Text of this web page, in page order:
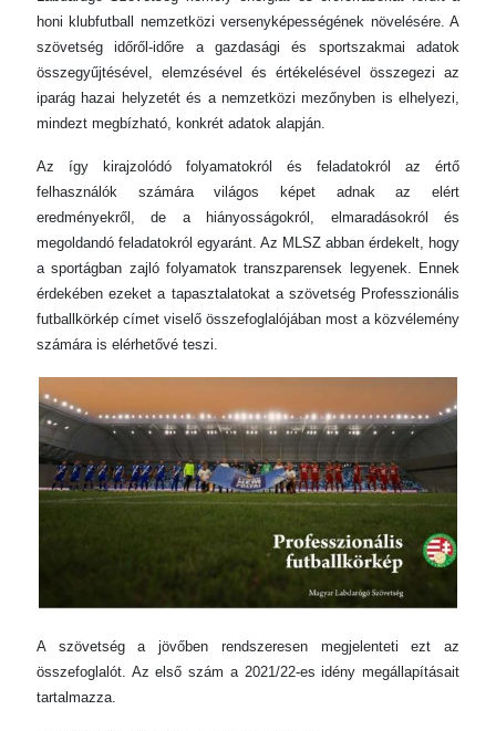
honi klubfutball nemzetközi versenyképességének növelésére. A
szövetség időről-időre a gazdasági és sportszakmai adatok
összegyűjtésével, elemzésével és értékelésével összegezi az
iparág hazai helyzetét és a nemzetközi mezőnyben is elhelyezi,
mindezt megbízható, konkrét adatok alapján.
Az így kirajzolódó folyamatokról és feladatokról az értő
felhasználók számára világos képet adnak az elért
eredményekről, de a hiányosságokról, elmaradásokról és
megoldandó feladatokról egyaránt. Az MLSZ abban érdekelt, hogy
a sportágban zajló folyamatok transzparensek legyenek. Ennek
érdekében ezeket a tapasztalatokat a szövetség Professzionális
futballkörkép címet viselő összefoglalójában most a közvélemény
számára is elérhetővé teszi.
A szövetség a jövőben rendszeresen megjelenteti ezt az
összefoglalót. Az első szám a 2021/22-es idény megállapításait
tartalmazza.